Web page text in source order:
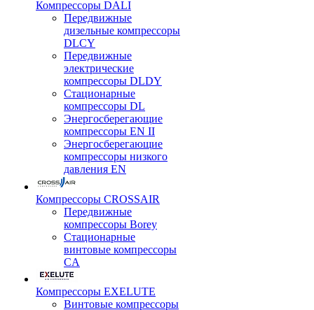
Компрессоры DALI
Передвижные
дизельные компрессоры
DLCY
Передвижные
электрические
компрессоры DLDY
Стационарные
компрессоры DL
Энергосберегающие
компрессоры EN II
Энергосберегающие
компрессоры низкого
давления EN
Компрессоры CROSSAIR
Передвижные
компрессоры Borey
Стационарные
винтовые компрессоры
CA
Компрессоры EXELUTE
Винтовые компрессоры